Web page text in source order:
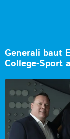
Generali baut
College-Sport